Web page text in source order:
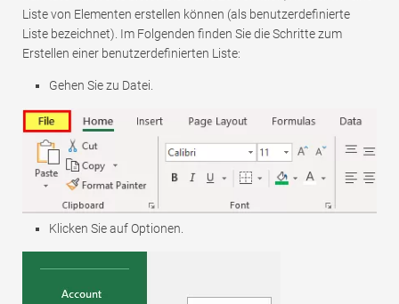
Liste von Elementen erstellen können (als benutzerdefinierte
Liste bezeichnet). Im Folgenden finden Sie die Schritte zum
Erstellen einer benutzerdefinierten Liste:
Gehen Sie zu Datei.
Klicken Sie auf Optionen.